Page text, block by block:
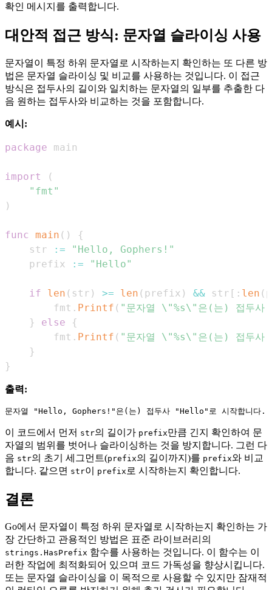
확인 메시지를 출력합니다.
대안적 접근 방식: 문자열 슬라이싱 사용
문자열이 특정 하위 문자열로 시작하는지 확인하는 또 다른 방
법은 문자열 슬라이싱 및 비교를 사용하는 것입니다. 이 접근
방식은 접두사의 길이와 일치하는 문자열의 일부를 추출한 다
음 원하는 접두사와 비교하는 것을 포함합니다.
예시:
package
import
(
"fmt"
)
func main ( )
{
    str
:=
"Hello, Gophers!"
    prefix
:= "Hello"
if len ( str ) >= len ( prefix ) && str [ : len (
        fmt
. Printf ( "문자열 \"%s\"은(는) 접두
}
else
{
        fmt
. Printf ( "문자열 \"%s\"은(는) 접두사
}
}
출력:
이 코드에서 먼저 str의 길이가 prefix만큼 긴지 확인하여 문
자열의 범위를 벗어나 슬라이싱하는 것을 방지합니다. 그런 다
음 str의 초기 세그먼트(prefix의 길이까지)를 prefix와 비교
합니다. 같으면 str이 prefix 로 시작하는지 확인합니다.
결론
Go에서 문자열이 특정 하위 문자열로 시작하는지 확인하는 가
장 간단하고 관용적인 방법은 표준 라이브러리의
strings.HasPrefix 함수를 사용하는 것입니다. 이 함수는 이
러한 작업에 최적화되어 있으며 코드 가독성을 향상시킵니다.
또는 문자열 슬라이싱을 이 목적으로 사용할 수 있지만 잠재적